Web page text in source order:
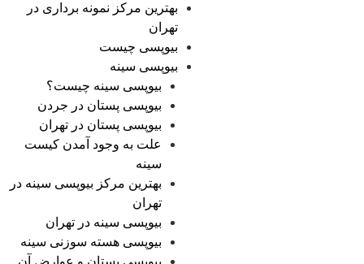
بهترین مرکز نمونه برداری در
تهران
بیوپسی چیست
بیوپسی سینه
بیوپسی سینه چیست؟
بیوپسی پستان در جردن
بیوپسی پستان در تهران
علت به وجود آمدن کیست
سینه
بهترین مرکز بیوپسی سینه در
تهران
بیوپسی سینه در تهران
بیوپسی هسته سوزنی سینه
بیوپسی پستان و عوارض آن